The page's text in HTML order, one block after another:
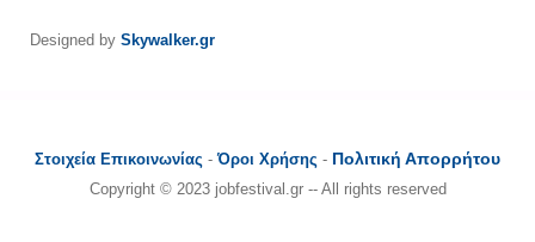
Designed by Skywalker.gr
Στοιχεία Επικοινωνίας -Όροι Χρήσης - Πολιτική Απορρήτου
Copyright © 2023 jobfestival.gr -- All rights reserved